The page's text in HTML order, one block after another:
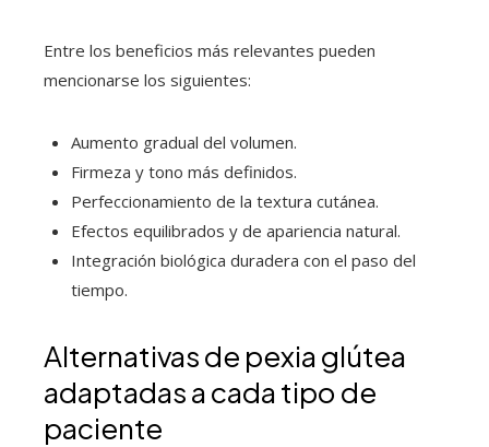
Entre los beneficios más relevantes pueden
mencionarse los siguientes:
Aumento gradual del volumen.
Firmeza y tono más definidos.
Perfeccionamiento de la textura cutánea.
Efectos equilibrados y de apariencia natural.
Integración biológica duradera con el paso del
tiempo.
Alternativas de pexia glútea
adaptadas a cada tipo de
paciente